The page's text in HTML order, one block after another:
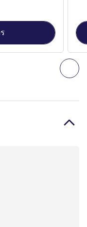
ถั
1 Queen-size